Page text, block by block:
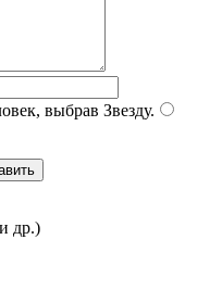
выбрав Звезду.
др.)